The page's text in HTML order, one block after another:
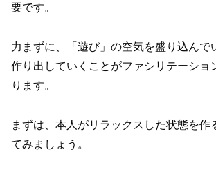
要です。
力まずに、「遊び」の空気を盛り込んで
作り出していくことがファシリテーショ
ります。
まずは、本人がリラックスした状態を作
てみましょう。